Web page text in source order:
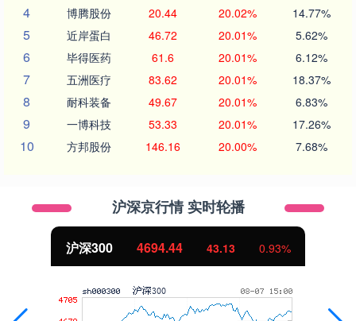
4 博腾股份 20.44 20.02% 14.77%
5 近岸蛋白 46.72 20.01% 5.62%
6 毕得医药 61.6 20.01% 6.12%
7 五洲医疗 83.62 20.01% 18.37%
8 耐科装备 49.67 20.01% 6.83%
9 一博科技 53.33 20.01% 17.26%
10 方邦股份 146.16 20.00% 7.68%
沪深京行情 实时轮播
沪深300 4694.44 43.13 0.93%